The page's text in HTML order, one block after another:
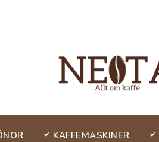
KAFFEMASKINER